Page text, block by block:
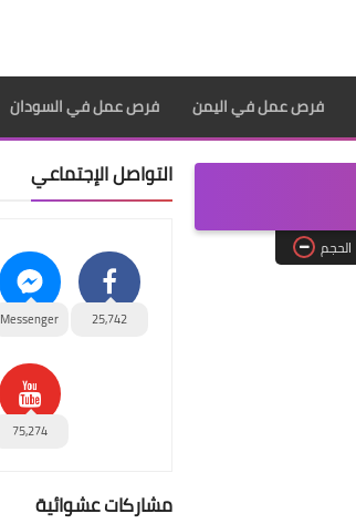
فرص عمل في اليمن فرص عمل في السودان
الحجم
التواصل الإجتماعي
25,742
Messenger
75,274
مشاركات عشوائية